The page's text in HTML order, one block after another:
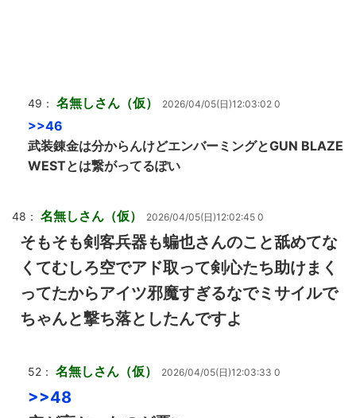
49： 名無しさん（仮） 2026/04/05(日)12:03:02 0
>>46
武装錬金は分からんけどエンバーミングとGUN BLAZE
WESTとは繋がってるぽい
48： 名無しさん（仮） 2026/04/05(日)12:02:45 0
そもそも剣客兵器も蝙也さんのこと舐めてな
くてむしろ空でアド取って剣心たち助けまく
ってたからアイツ邪魔すぎるなでミサイルで
ちゃんと撃ち落としたんですよ
52： 名無しさん（仮） 2026/04/05(日)12:03:33 0
>>48